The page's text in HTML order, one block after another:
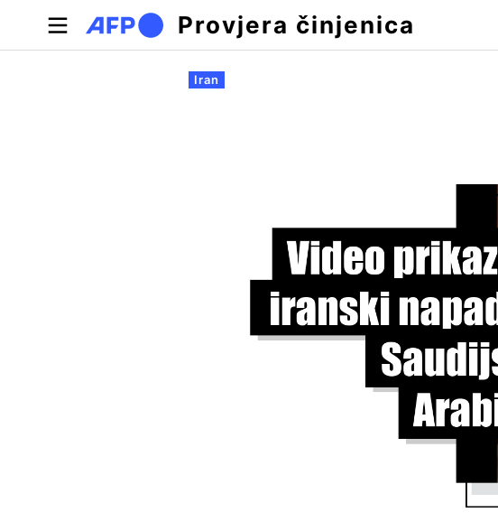
Skoči na glavni sadržaj
Provjera činjenica
Primarne oznake
Iran